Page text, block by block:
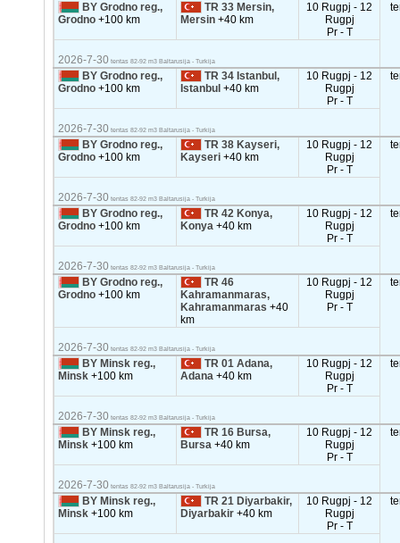
BY Grodno reg.,
Grodno+100 km
TR 33 Mersin,
Mersin+40 km
10 Rugpj - 12
Rugpj
Pr - T
2026-7-30 tentas 82-92 m3 Baltarusija - Turkija
BY Grodno reg.,
Grodno+100 km
TR 34 Istanbul,
Istanbul+40 km
10 Rugpj - 12
Rugpj
Pr - T
2026-7-30 tentas 82-92 m3 Baltarusija - Turkija
BY Grodno reg.,
Grodno+100 km
TR 38 Kayseri,
Kayseri+40 km
10 Rugpj - 12
Rugpj
Pr - T
2026-7-30 tentas 82-92 m3 Baltarusija - Turkija
BY Grodno reg.,
Grodno+100 km
TR 42 Konya,
Konya+40 km
10 Rugpj - 12
Rugpj
Pr - T
2026-7-30 tentas 82-92 m3 Baltarusija - Turkija
BY Grodno reg.,
Grodno+100 km
TR 46
Kahramanmaras,
Kahramanmaras+40
km
10 Rugpj - 12
Rugpj
Pr - T
2026-7-30 tentas 82-92 m3 Baltarusija - Turkija
BY Minsk reg.,
Minsk+100 km
TR 01 Adana,
Adana+40 km
10 Rugpj - 12
Rugpj
Pr - T
2026-7-30 tentas 82-92 m3 Baltarusija - Turkija
BY Minsk reg.,
Minsk+100 km
TR 16 Bursa,
Bursa+40 km
10 Rugpj - 12
Rugpj
Pr - T
2026-7-30 tentas 82-92 m3 Baltarusija - Turkija
BY Minsk reg.,
Minsk+100 km
TR 21 Diyarbakir,
Diyarbakir+40 km
10 Rugpj - 12
Rugpj
Pr - T